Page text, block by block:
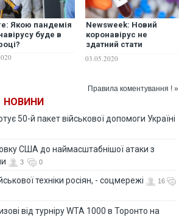
Якою пандемія
буде в
Newsweek: Новий
коронавірус не
здатний стати
03.05.2020
Правила коментування ! »
НОВИНИ
50-й пакет військової допомоги Україні
США до наймасштабнішої атаки з
3 0
техніки росіян, - соцмережі
16
від турніру WTA 1000 в Торонто на